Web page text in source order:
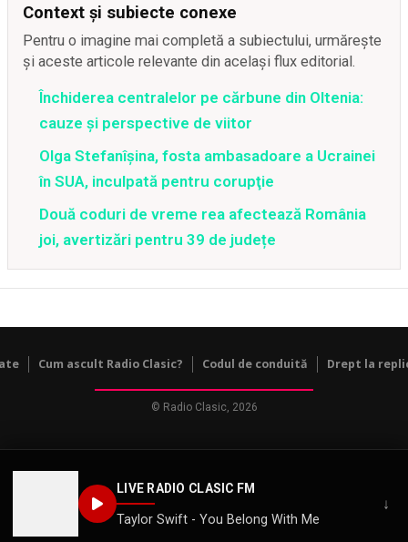
LIVE RADIO CLASIC FM
Taylor Swift - You Belong With Me
↓
Context și subiecte conexe
Pentru o imagine mai completă a subiectului, urmărește
și aceste articole relevante din același flux editorial.
Închiderea centralelor pe cărbune din Oltenia:
cauze și perspective de viitor
Olga Stefanîşina, fosta ambasadoare a Ucrainei
în SUA, inculpată pentru corupţie
Două coduri de vreme rea afectează România
joi, avertizări pentru 39 de județe
Cum ascult Radio Clasic? Codul de conduită Drept la
© Radio Clasic, 2026